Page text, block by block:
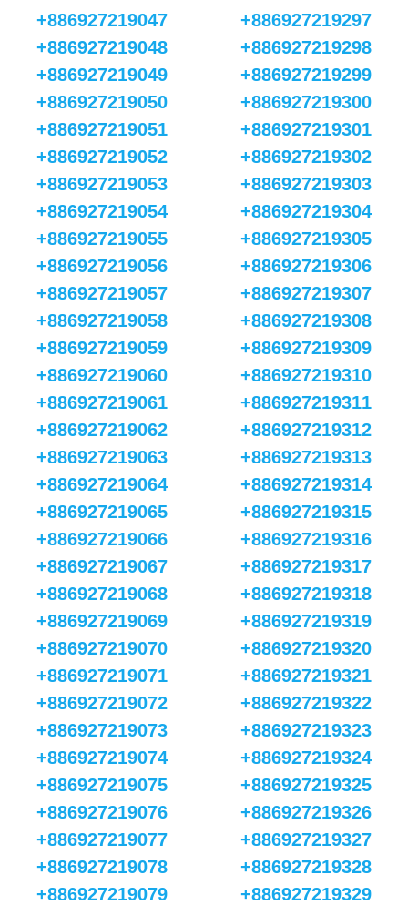
+886927219047
+886927219048
+886927219049
+886927219050
+886927219051
+886927219052
+886927219053
+886927219054
+886927219055
+886927219056
+886927219057
+886927219058
+886927219059
+886927219060
+886927219061
+886927219062
+886927219063
+886927219064
+886927219065
+886927219066
+886927219067
+886927219068
+886927219069
+886927219070
+886927219071
+886927219072
+886927219073
+886927219074
+886927219075
+886927219076
+886927219077
+886927219078
+886927219079
+886927219297
+886927219298
+886927219299
+886927219300
+886927219301
+886927219302
+886927219303
+886927219304
+886927219305
+886927219306
+886927219307
+886927219308
+886927219309
+886927219310
+886927219311
+886927219312
+886927219313
+886927219314
+886927219315
+886927219316
+886927219317
+886927219318
+886927219319
+886927219320
+886927219321
+886927219322
+886927219323
+886927219324
+886927219325
+886927219326
+886927219327
+886927219328
+886927219329